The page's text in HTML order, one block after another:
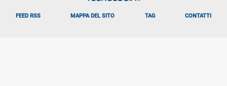
FEED RSS MAPPA DEL SITO TAG CONTATTI